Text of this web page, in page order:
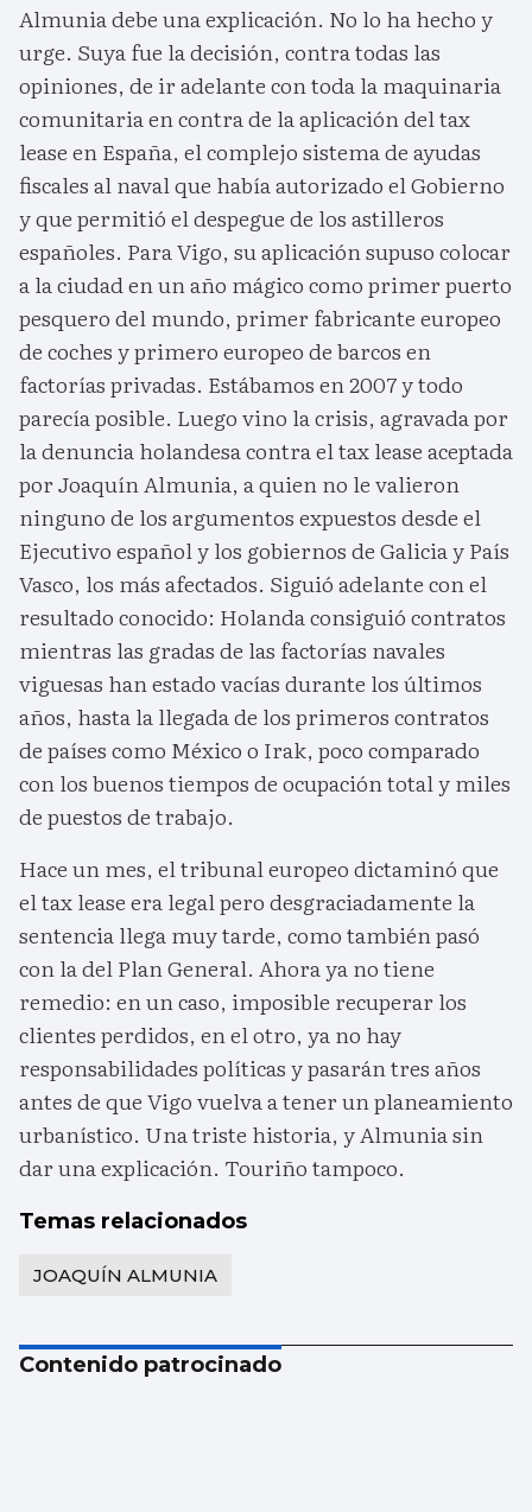
Almunia debe una explicación. No lo ha hecho y
urge. Suya fue la decisión, contra todas las
opiniones, de ir adelante con toda la maquinaria
comunitaria en contra de la aplicación del tax
lease en España, el complejo sistema de ayudas
fiscales al naval que había autorizado el Gobierno
y que permitió el despegue de los astilleros
españoles. Para Vigo, su aplicación supuso colocar
a la ciudad en un año mágico como primer puerto
pesquero del mundo, primer fabricante europeo
de coches y primero europeo de barcos en
factorías privadas. Estábamos en 2007 y todo
parecía posible. Luego vino la crisis, agravada por
la denuncia holandesa contra el tax lease aceptada
por Joaquín Almunia, a quien no le valieron
ninguno de los argumentos expuestos desde el
Ejecutivo español y los gobiernos de Galicia y País
Vasco, los más afectados. Siguió adelante con el
resultado conocido: Holanda consiguió contratos
mientras las gradas de las factorías navales
viguesas han estado vacías durante los últimos
años, hasta la llegada de los primeros contratos
de países como México o Irak, poco comparado
con los buenos tiempos de ocupación total y miles
de puestos de trabajo.
Hace un mes, el tribunal europeo dictaminó que
el tax lease era legal pero desgraciadamente la
sentencia llega muy tarde, como también pasó
con la del Plan General. Ahora ya no tiene
remedio: en un caso, imposible recuperar los
clientes perdidos, en el otro, ya no hay
responsabilidades políticas y pasarán tres años
antes de que Vigo vuelva a tener un planeamiento
urbanístico. Una triste historia, y Almunia sin
dar una explicación. Touriño tampoco.
Temas relacionados
JOAQUÍN ALMUNIA
Contenido patrocinado